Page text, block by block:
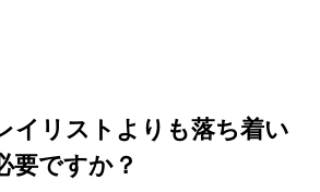
イリストよりも落ち着い
要ですか？